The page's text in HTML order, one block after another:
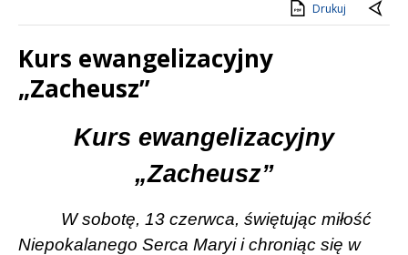
Drukuj
Kurs ewangelizacyjny
„Zacheusz”
Kurs ewangelizacyjny
„Zacheusz”
W sobotę, 13 czerwca, świętując miłość
Niepokalanego Serca Maryi i chroniąc się w